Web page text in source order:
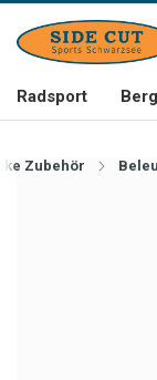
Radsport
Zubehör